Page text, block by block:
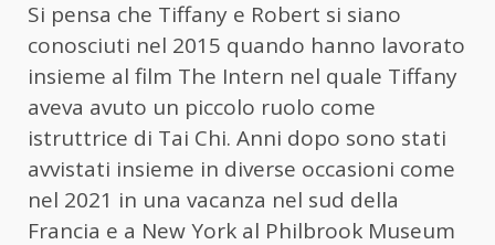
Si pensa che Tiffany e Robert si siano
conosciuti nel 2015 quando hanno lavorato
insieme al film The Intern nel quale Tiffany
aveva avuto un piccolo ruolo come
istruttrice di Tai Chi. Anni dopo sono stati
avvistati insieme in diverse occasioni come
nel 2021 in una vacanza nel sud della
Francia e a New York al Philbrook Museum